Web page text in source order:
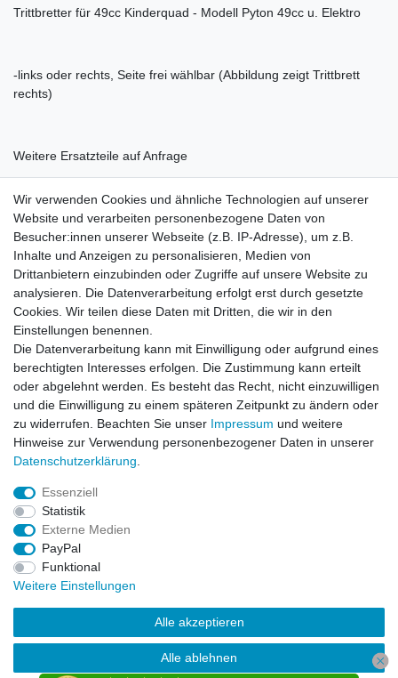
Trittbretter für 49cc Kinderquad - Modell Pyton 49cc u. Elektro
-links oder rechts, Seite frei wählbar (Abbildung zeigt Trittbrett
rechts)
Weitere Ersatzteile auf Anfrage
Rechtliches
Widerrufsrecht
Datenschutzerklärung
Service
Kontakt
Datenschutzerklärung
FAQ / Ratgeber
Kinderquad
E-Bikes / Pedelecs
Dirt Bike & Pocketbike
Quad & ATV
Kinderbuggy | Gokart
© Copyright 2026 | Alle Rechte vorbehalten.
Wir verwenden Cookies und ähnliche Technologien auf unserer
Website und verarbeiten personenbezogene Daten von
Besucher:innen unserer Webseite (z.B. IP-Adresse), um z.B.
Inhalte und Anzeigen zu personalisieren, Medien von
Drittanbietern einzubinden oder Zugriffe auf unsere Website zu
analysieren. Die Datenverarbeitung erfolgt erst durch gesetzte
Cookies. Wir teilen diese Daten mit Dritten, die wir in den
Einstellungen benennen.
Die Datenverarbeitung kann mit Einwilligung oder aufgrund eines
berechtigten Interesses erfolgen. Die Zustimmung kann erteilt
oder abgelehnt werden. Es besteht das Recht, nicht einzuwilligen
und die Einwilligung zu einem späteren Zeitpunkt zu ändern oder
zu widerrufen. Beachten Sie unser Impressum und weitere
Hinweise zur Verwendung personenbezogener Daten in unserer
Daten­schutz­erklärung
Essenziell
Statistik
Externe Medien
PayPal
Funktional
Weitere Einstellungen
Alle akzeptieren
Alle ablehnen